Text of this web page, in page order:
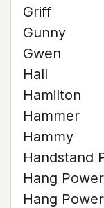
Griff
Gunny
Gwen
Hall
Hamilton
Hammer
Hammy
Handstand
Hang
Hang